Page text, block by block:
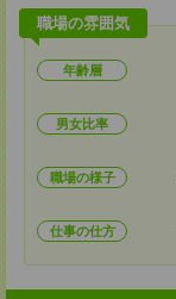
職場の雰囲気
年齢層
男女比率
職場の様子
仕事の仕方